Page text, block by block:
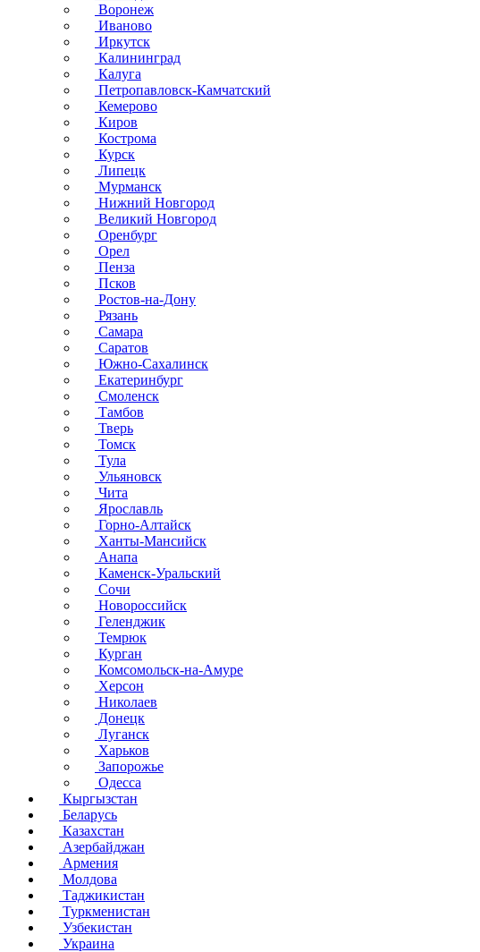
Воронеж
Иваново
Иркутск
Калининград
Калуга
Петропавловск-Камчатский
Кемерово
Киров
Кострома
Курск
Липецк
Мурманск
Нижний Новгород
Великий Новгород
Оренбург
Орел
Пенза
Псков
Ростов-на-Дону
Рязань
Самара
Саратов
Южно-Сахалинск
Екатеринбург
Смоленск
Тамбов
Тверь
Томск
Тула
Ульяновск
Чита
Ярославль
Горно-Алтайск
Ханты-Мансийск
Анапа
Каменск-Уральский
Сочи
Новороссийск
Геленджик
Темрюк
Курган
Комсомольск-на-Амуре
Херсон
Николаев
Донецк
Луганск
Харьков
Запорожье
Одесса
Кыргызстан
Беларусь
Казахстан
Азербайджан
Армения
Молдова
Таджикистан
Туркменистан
Узбекистан
Украина